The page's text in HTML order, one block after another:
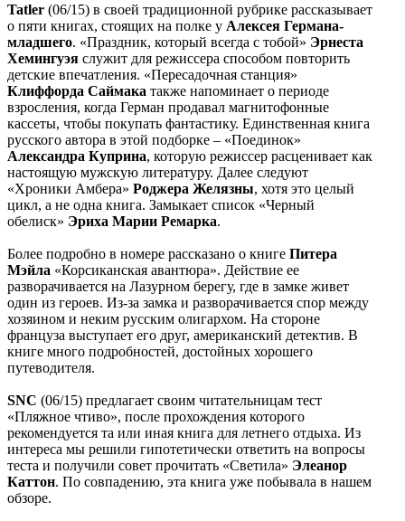
Tatler (06/15) в своей традиционной рубрике рассказывает
о пяти книгах, стоящих на полке у Алексея Германа-
младшего. «Праздник, который всегда с тобой» Эрнеста
Хемингуэя служит для режиссера способом повторить
детские впечатления. «Пересадочная станция»
Клиффорда Саймака также напоминает о периоде
взросления, когда Герман продавал магнитофонные
кассеты, чтобы покупать фантастику. Единственная книга
русского автора в этой подборке – «Поединок»
Александра Куприна, которую режиссер расценивает как
настоящую мужскую литературу. Далее следуют
«Хроники Амбера» Роджера Желязны, хотя это целый
цикл, а не одна книга. Замыкает список «Черный
обелиск» Эриха Марии Ремарка.
Более подробно в номере рассказано о книге Питера
Мэйла «Корсиканская авантюра». Действие ее
разворачивается на Лазурном берегу, где в замке живет
один из героев. Из-за замка и разворачивается спор между
хозяином и неким русским олигархом. На стороне
француза выступает его друг, американский детектив. В
книге много подробностей, достойных хорошего
путеводителя.
SNC (06/15) предлагает своим читательницам тест
«Пляжное чтиво», после прохождения которого
рекомендуется та или иная книга для летнего отдыха. Из
интереса мы решили гипотетически ответить на вопросы
теста и получили совет прочитать «Светила» Элеанор
Каттон. По совпадению, эта книга уже побывала в нашем
обзоре.